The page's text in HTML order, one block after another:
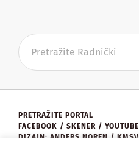
PRETRAŽITE PORTAL
FACEBOOK / SKENER / YOUTUBE
DIZAJN: ANDERS NOREN / KMSV